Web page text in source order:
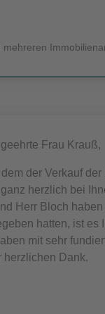
Frau Krauß,
der Verkauf
herzlich bei
Herr Bloch
hatten, ist es
mit sehr
herzlichen Dank.